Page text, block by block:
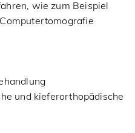
wie zum Beispiel
und kieferorthopädische